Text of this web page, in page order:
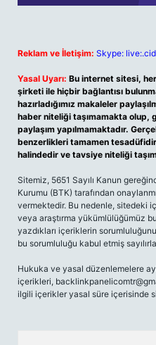
Reklam ve İletişim: Skype:
Yasal Uyarı: Bu internet sitesi,
şirketi ile hiçbir bağlantısı
hazırladığımız makaleler
haber niteliği taşımamakta olup,
paylaşım yapılmamaktadır.
benzerlikleri tamamen
halindedir ve tavsiye niteliği
Sitemiz, 5651 Sayılı Kanun
Kurumu (BTK) tarafından
vermektedir. Bu nedenle, sitedeki
veya araştırma yükümlülüğümüz
yazdıkları içeriklerin
bu sorumluluğu kabul etmiş
Hukuka ve yasal düzenlemelere
içerikleri,
ilgili içerikler yasal süre içerisinde